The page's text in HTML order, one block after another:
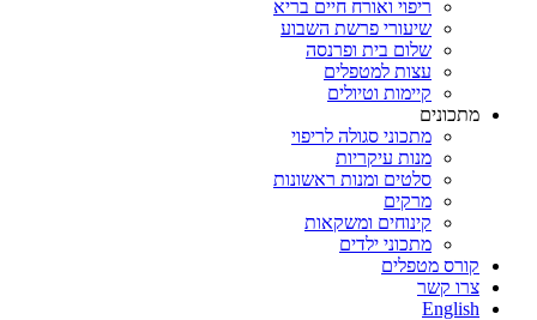
ריפוי ואורח חיים בריא
שיעורי פרשת השבוע
שלום בית ופרנסה
עצות למטפלים
קיימות וטיולים
מתכונים
מתכוני סגולה לריפוי
מנות עיקריות
סלטים ומנות ראשונות
מרקים
קינוחים ומשקאות
מתכוני ילדים
קורס מטפלים
צרו קשר
English